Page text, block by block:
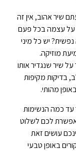
שיר אהוב, אין זה
על עצמה בכל פעם
יש כל מיני
מוזיקה.
שיר שנגדיר אותו
בדיקות מקיפות
מהותי.
כמה הנשימות
לכם לשלוט
עושים זאת
באופן טבעי